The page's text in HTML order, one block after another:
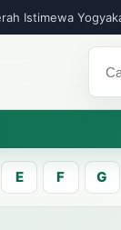
Istimewa
E F G